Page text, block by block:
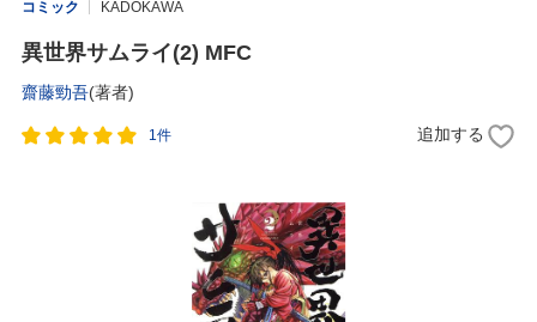
コミック KADOKAWA
異世界サムライ(2) MFC
齋藤勁吾(著者)
1件 追加する